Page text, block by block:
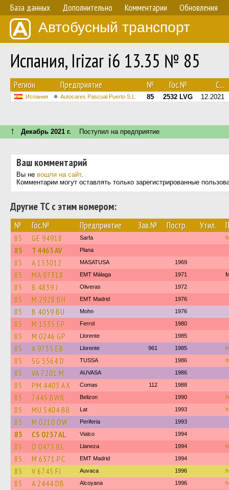
База данных Дополнительно Комментарии Обновления
Автобусный транспорт
Испания, Irizar i6 13.35 № 85
Регион Предприятие № Гос.№ С...
Испания Autocares Pascual Puerto S.L. 85 2532 LVG 12.2021
↑ Декабрь 2021 г. Поступил на предприятие
Ваш комментарий
Вы не вошли на сайт.
Комментарии могут оставлять только зарегистрированные
Другие ТС с этим номером:
№ Гос.№ Предприятие Зав.№ Постр. Утил.
85 GE 94918 Sarfa
85 T 4463 AV Plana
85 A 153012 MASATUSA 1969
85 MA 97318 EMT Málaga 1971
85 B 4839 J Oliveras 1972
85 M 2928 BH EMT Madrid 1976
85 B 4059 BU Mohn 1976
85 M 1535 EP Ferrol 1980
85 M 0246 GP Llorente 1985
85 A 9735 EB Llorente 961 1985
85 SG 5564 D TUSSA 1986
85 VA 7201 M AUVASA 1986
85 PM 4403 AX Comas 112 1988
85 7445 BWR Belizon 1990
85 MU 5404 BB Lat 1993
85 M 0210 OW Periferia 1993
85 CS 0237 AL Vialco 1994
85 O 0475 BL Llaneza 1994
85 M 6371 PC EMT Madrid 1994
85 V 6745 FJ Auvaca 1996
85 A 2444 DB Alcoyana 1996